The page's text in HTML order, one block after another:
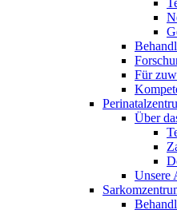
Für
Über
Unsere